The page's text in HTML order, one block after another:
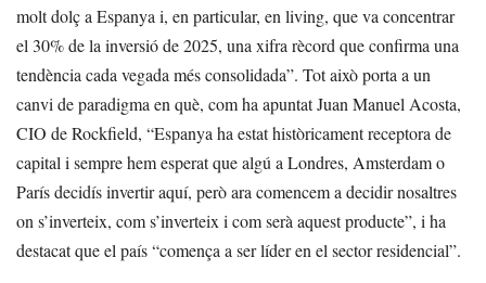
molt dolç a Espanya i, en particular, en living, que va concentrar
el 30% de la inversió de 2025, una xifra rècord que confirma una
tendència cada vegada més consolidada”. Tot això porta a un
canvi de paradigma en què, com ha apuntat Juan Manuel Acosta,
CIO de Rockfield, “Espanya ha estat històricament receptora de
capital i sempre hem esperat que algú a Londres, Amsterdam o
París decidís invertir aquí, però ara comencem a decidir nosaltres
on s’inverteix, com s’inverteix i com serà aquest producte”, i ha
destacat que el país “comença a ser líder en el sector residencial”.